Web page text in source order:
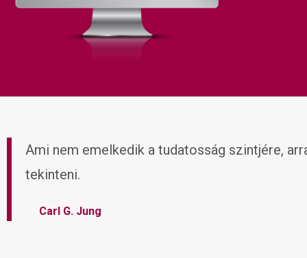
Ami nem emelkedik a tudatosság szintjére,
tekinteni.
Carl G. Jung